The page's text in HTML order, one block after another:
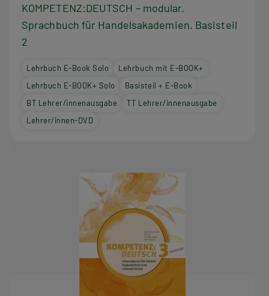
KOMPETENZ:DEUTSCH – modular.
Sprachbuch für Handelsakademien. Basisteil
2
Lehrbuch E-Book Solo
Lehrbuch mit E-BOOK+
Lehrbuch E-BOOK+ Solo
Basisteil + E-Book
BT Lehrer/innenausgabe
TT Lehrer/innenausgabe
Lehrer/innen-DVD